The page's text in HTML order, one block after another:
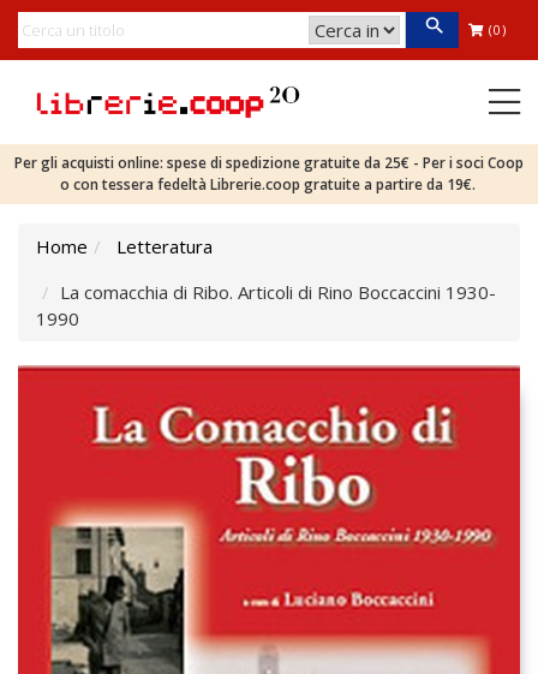
(0)
Per gli acquisti online: spese di spedizione gratuite da 25€ - Per i soci Coop
o con tessera fedeltà Librerie.coop gratuite a partire da 19€.
Home
Letteratura
La comacchia di Ribo. Articoli di Rino Boccaccini 1930-
1990